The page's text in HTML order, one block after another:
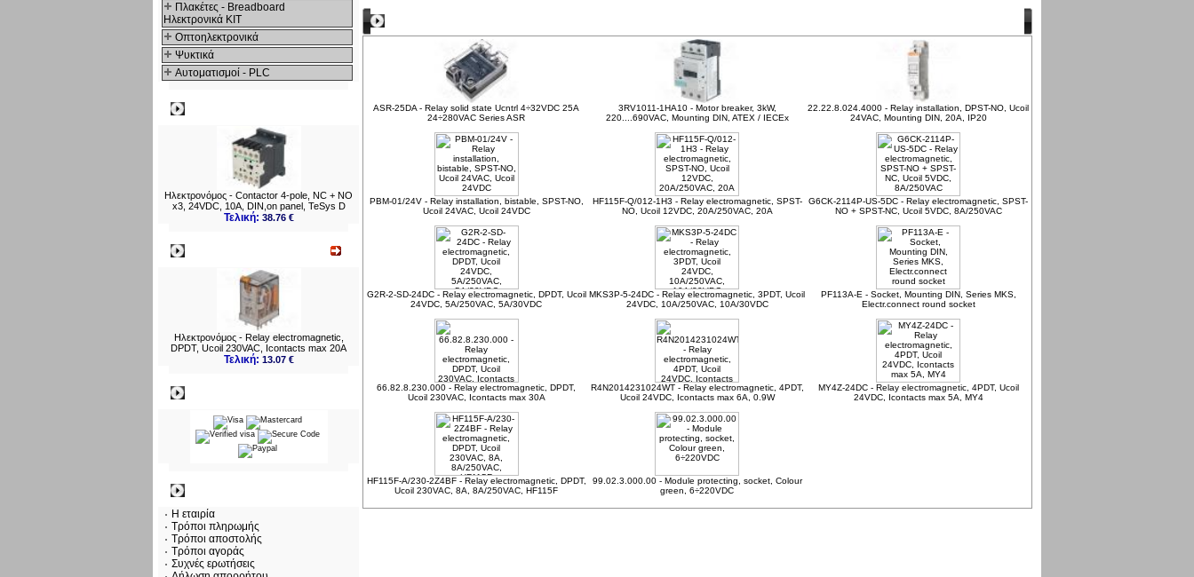
Πλακέτες - Breadboard
Ηλεκτρονικά ΚΙΤ
Οπτοηλεκτρονικά
Ψυκτικά
Αυτοματισμοί - PLC
Ηλεκτρονόμος - Contactor 4-pole, NC + NO
x3, 24VDC, 10A, DIN,on panel, TeSys D
Τελική: 38.76 €
Ηλεκτρονόμος - Relay electromagnetic,
DPDT, Ucoil 230VAC, Icontacts max 20A
Τελική: 13.07 €
Η εταιρία
Τρόποι πληρωμής
Τρόποι αποστολής
Τρόποι αγοράς
Συχνές ερωτήσεις
ASR-25DA - Relay solid state Ucntrl 4÷32VDC 25A
24÷280VAC Series ASR
3RV1011-1HA10 - Motor breaker, 3kW,
220....690VAC, Mounting DIN, ATEX / IECEx
22.22.8.024.4000 - Relay installation, DPST-NO, Ucoil
24VAC, Mounting DIN, 20A, IP20
PBM-01/24V - Relay installation, bistable, SPST-NO,
Ucoil 24VAC, Ucoil 24VDC
HF115F-Q/012-1H3 - Relay electromagnetic, SPST-
NO, Ucoil 12VDC, 20A/250VAC, 20A
G6CK-2114P-US-5DC - Relay electromagnetic, SPST-
NO + SPST-NC, Ucoil 5VDC, 8A/250VAC
G2R-2-SD-24DC - Relay electromagnetic, DPDT, Ucoil
24VDC, 5A/250VAC, 5A/30VDC
MKS3P-5-24DC - Relay electromagnetic, 3PDT, Ucoil
24VDC, 10A/250VAC, 10A/30VDC
PF113A-E - Socket, Mounting DIN, Series MKS,
Electr.connect round socket
66.82.8.230.000 - Relay electromagnetic, DPDT,
Ucoil 230VAC, Icontacts max 30A
R4N2014231024WT - Relay electromagnetic, 4PDT,
Ucoil 24VDC, Icontacts max 6A, 0.9W
MY4Z-24DC - Relay electromagnetic, 4PDT, Ucoil
24VDC, Icontacts max 5A, MY4
HF115F-A/230-2Z4BF - Relay electromagnetic, DPDT,
Ucoil 230VAC, 8A, 8A/250VAC, HF115F
99.02.3.000.00 - Module protecting, socket, Colour
green, 6÷220VDC